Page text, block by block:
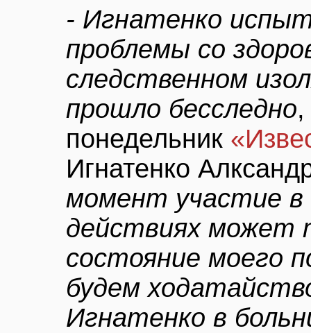
- Игнатенко
проблемы со
следственном
прошло бесследно
понедельник
Игнатенко
момент участие в
действиях может
состояние моего
будем
Игнатенко в